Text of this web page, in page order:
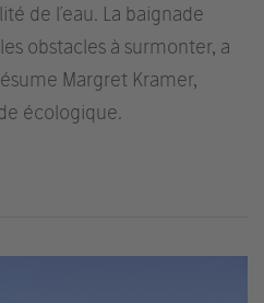
de l´eau. La baignade
obstacles à surmonter, a
Margret Kramer,
écologique.